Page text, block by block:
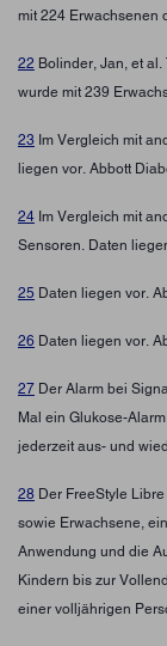
mit 224 Erwachsenen
22 Bolinder, Jan, et
wurde mit 239
23 Im Vergleich mit
liegen vor. Abbott
24 Im Vergleich mit
Sensoren. Daten
25 Daten liegen vor.
26 Daten liegen vor.
27 Der Alarm bei
Mal ein Glukose-
jederzeit aus- und
28 Der FreeStyle
sowie Erwachsene,
Anwendung und die
Kindern bis zur
einer volljährigen